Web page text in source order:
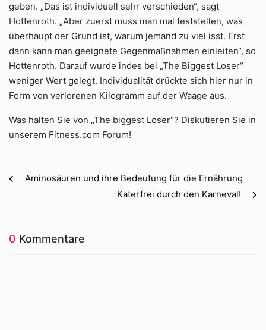
geben. „Das ist individuell sehr verschieden“, sagt
Hottenroth. „Aber zuerst muss man mal feststellen, was
überhaupt der Grund ist, warum jemand zu viel isst. Erst
dann kann man geeignete Gegenmaßnahmen einleiten“, so
Hottenroth. Darauf wurde indes bei „The Biggest Loser“
weniger Wert gelegt. Individualität drückte sich hier nur in
Form von verlorenen Kilogramm auf der Waage aus.
Was halten Sie von „The biggest Loser“? Diskutieren Sie in
unserem Fitness.com Forum!
Aminosäuren und ihre Bedeutung für die Ernährung
Katerfrei durch den Karneval!
0 Kommentare